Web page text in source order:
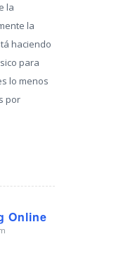
la
la
haciendo
para
lo menos
por
Online